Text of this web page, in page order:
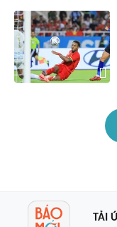
TẢI